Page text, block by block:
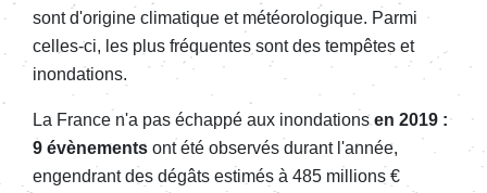
sont d'origine climatique et météorologique. Parmi
celles-ci, les plus fréquentes sont des tempêtes et
inondations.
La France n'a pas échappé aux inondationsen 2019 :
9 évènements ont été observés durant l'année,
engendrant des dégâts estimés à 485 millions €